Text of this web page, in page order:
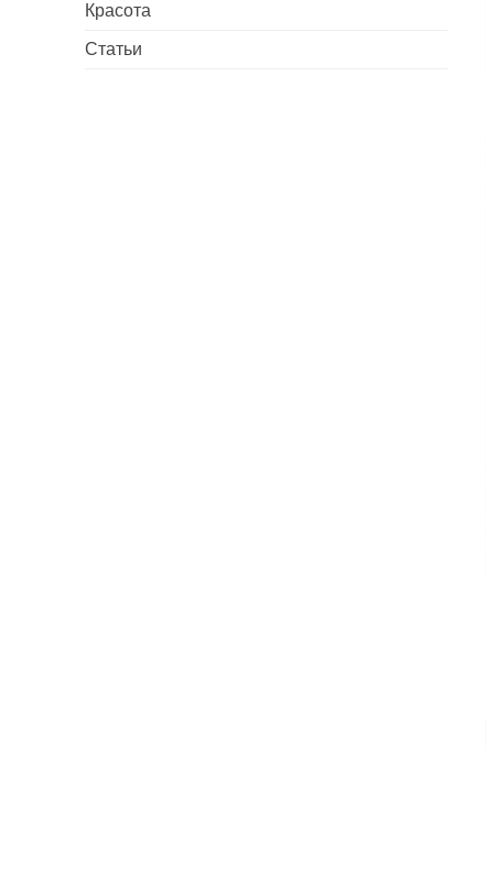
Красота
Статьи